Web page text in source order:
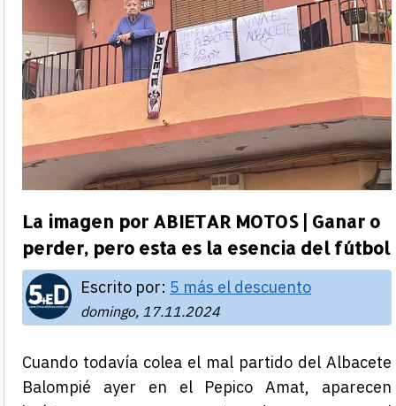
La imagen por ABIETAR MOTOS | Ganar o
perder, pero esta es la esencia del fútbol
Escrito por: 5 más el descuento
domingo, 17.11.2024
Cuando todavía colea el mal partido del Albacete
Balompié ayer en el Pepico Amat, aparecen